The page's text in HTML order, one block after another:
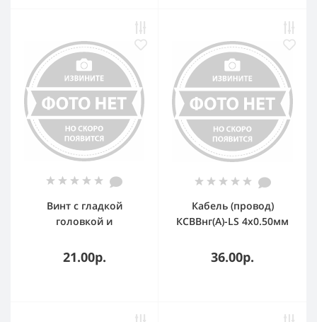
Винт с гладкой
головкой и
подголовником М6х20
гор. оцинк. (уп.100шт)
21.00р.
Кабель (провод)
КСВВнг(А)-LS 4х0.50мм
36.00р.